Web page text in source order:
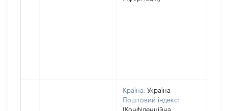
Країна: Україна
Поштовий індекс:
[Конфіденційна